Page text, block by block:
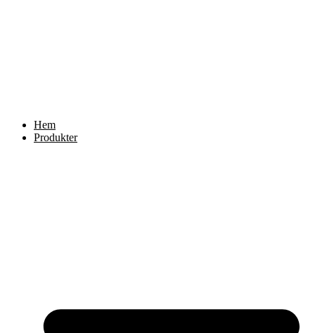
Hem
Produkter